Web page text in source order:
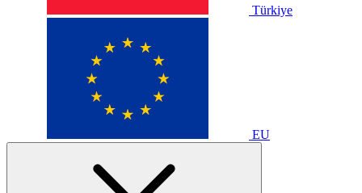
Türkiye
EU